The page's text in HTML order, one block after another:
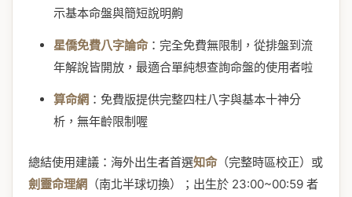
示基本命盤與簡短說明齁
星僑免費八字論命：完全免費無限制，從排盤到流
年解說皆開放，最適合單純想查詢命盤的使用者啦
算命網 ：免費版提供完整四柱八字與基本十神分
析，無年齡限制喔
總結使用建議：海外出生者首選知命（完整時區校正）或
劍靈命理網 （南北半球切換）；出生於 23:00~00:59 者